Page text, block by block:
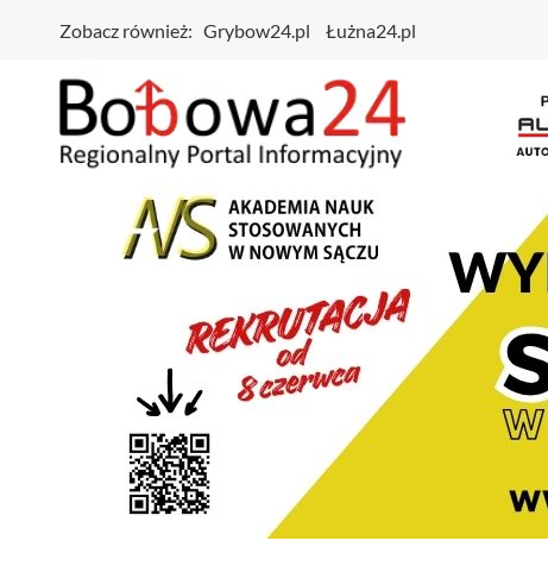
Zobacz również: Grybow24.pl Łużna24.pl